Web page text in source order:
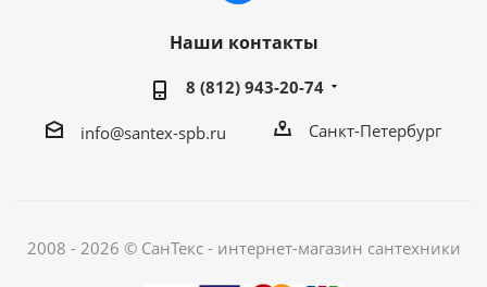
Наши контакты
8 (812) 943-20-74
info@santex-spb.ru Санкт-Петербург
2008 - 2026 © СанТекс - интернет-магазин cантехники